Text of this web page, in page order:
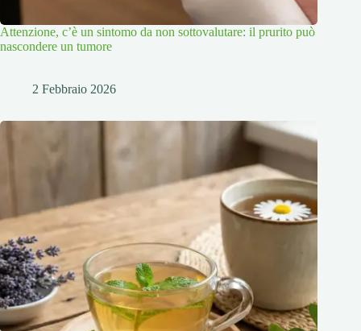
Attenzione, c’è un sintomo da non sottovalutare: il prurito può
nascondere un tumore
2 Febbraio 2026